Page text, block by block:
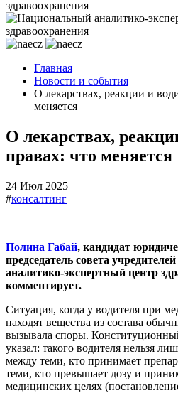
Главная
Новости и события
О лекарствах, реакции и
меняется
О лекарствах,
правах: что меняется
24 Июл 2025
#консалтинг
Полина Габай, кандидат
председатель совета
аналитико-экспертный центр
комментирует.
Ситуация, когда у водителя при
находят вещества из состава
вызывала споры.
указал: такого водителя нельзя
между теми, кто принимает
теми, кто превышает дозу и
медицинских целях